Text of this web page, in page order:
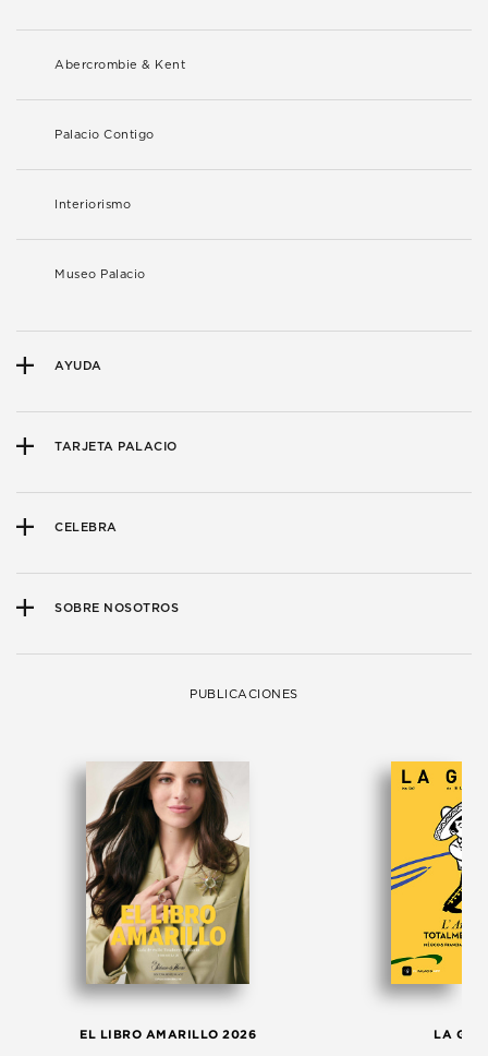
Abercrombie & Kent
Palacio Contigo
Interiorismo
Museo Palacio
AYUDA
TARJETA PALACIO
CELEBRA
SOBRE NOSOTROS
PUBLICACIONES
EL LIBRO AMARILLO 2026 LA